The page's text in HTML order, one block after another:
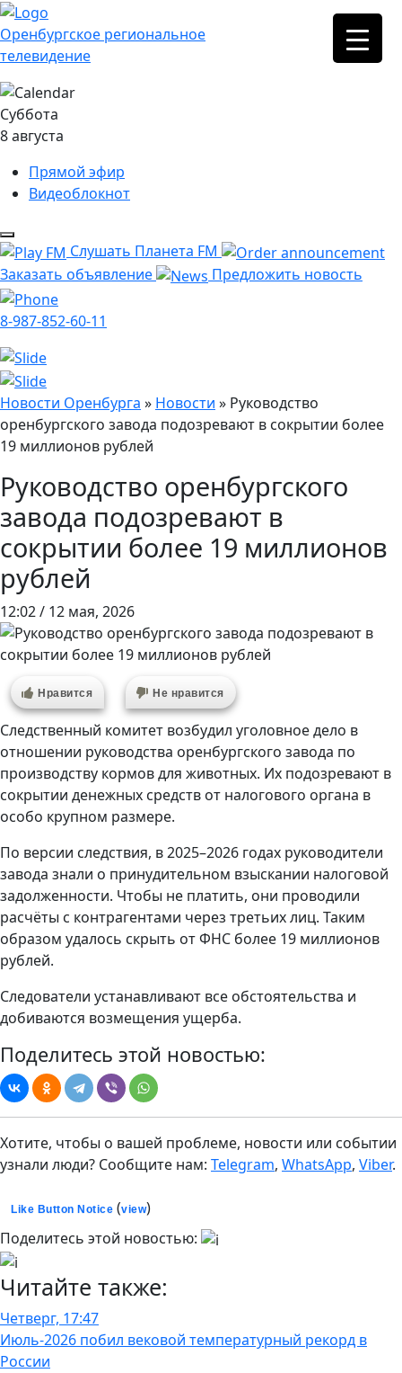
Оренбургское региональное
телевидение
Суббота
8 августа
Прямой эфир
Видеоблокнот
Слушать Планета FM
Заказать объявление
Предложить новость
8-987-852-60-11
Новости Оренбурга » Новости » Руководство
оренбургского завода подозревают в сокрытии более
19 миллионов рублей
Руководство оренбургского
завода подозревают в
сокрытии более 19 миллионов
рублей
12:02 / 12 мая, 2026
Нравится Не нравится
Следственный комитет возбудил уголовное дело в
отношении руководства оренбургского завода по
производству кормов для животных. Их подозревают в
сокрытии денежных средств от налогового органа в
особо крупном размере.
По версии следствия, в 2025–2026 годах руководители
завода знали о принудительном взыскании налоговой
задолженности. Чтобы не платить, они проводили
расчёты с контрагентами через третьих лиц. Таким
образом удалось скрыть от ФНС более 19 миллионов
рублей.
Следователи устанавливают все обстоятельства и
добиваются возмещения ущерба.
Поделитесь этой новостью:
Хотите, чтобы о вашей проблеме, новости или событии
узнали люди? Сообщите нам: Telegram, WhatsApp, Viber.
Like Button Notice (view)
Поделитесь этой новостью:
Читайте также:
Четверг, 17:47
Июль-2026 побил вековой температурный рекорд в
России